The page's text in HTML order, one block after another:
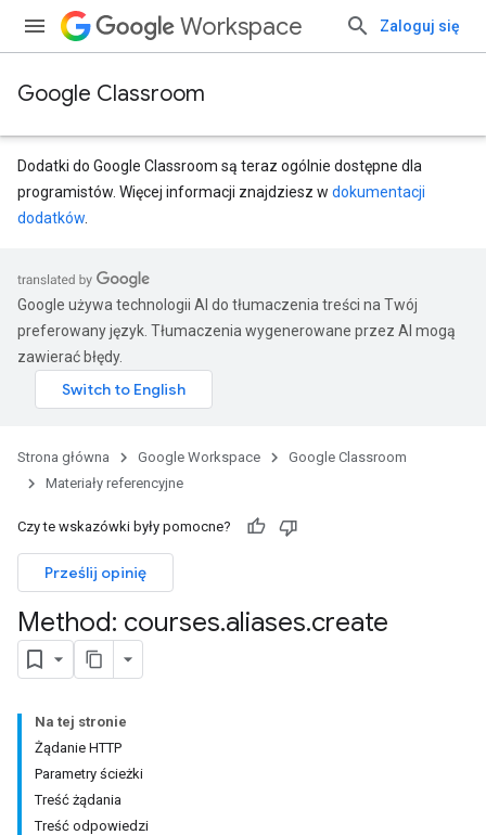
Workspace Zaloguj się
Google Classroom
Dodatki do Google Classroom są teraz ogólnie dostępne dla
programistów. Więcej informacji znajdziesz w dokumentacji
dodatków
Google używa technologii AI do tłumaczenia treści na Twój
preferowany język. Tłumaczenia wygenerowane przez AI mogą
zawierać błędy.
Strona główna Google Workspace
Google Classroom
Materiały referencyjne
Czy te wskazówki były pomocne?
Prześlij opinię
Method: courses.aliases.create
Na tej stronie
Żądanie HTTP
Parametry ścieżki
Treść żądania
Treść odpowiedzi